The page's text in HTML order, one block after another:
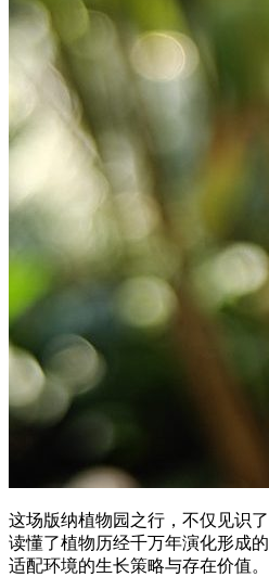
这场版纳植物园之行，不仅见识
读懂了植物历经千万年演化形成
适配环境的生长策略与存在价值